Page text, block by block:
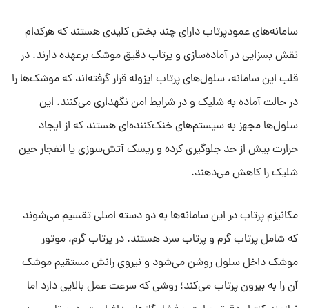
سامانه‌های عمودپرتاب دارای چند بخش کلیدی هستند که هرکدام
نقش بسزایی در آماده‌سازی و پرتاب دقیق موشک برعهده دارند. در
قلب این سامانه، سلول‌های پرتاب ایزوله قرار گرفته‌اند که موشک‌ها را
در حالت آماده به شلیک و در شرایط امن نگهداری می‌کنند. این
سلول‌ها مجهز به سیستم‌های خنک‌کننده‌ای هستند که از ایجاد
حرارت بیش از حد جلوگیری کرده و ریسک آتش‌سوزی یا انفجار حین
شلیک را کاهش می‌دهند.
مکانیزم پرتاب در این سامانه‌ها به دو دسته اصلی تقسیم می‌شوند
که شامل پرتاب گرم و پرتاب سرد هستند. در پرتاب گرم، موتور
موشک داخل سلول روشن می‌شود و نیروی رانش مستقیم موشک
آن را به بیرون پرتاب می‌کند؛ روشی که سرعت عمل بالایی دارد اما